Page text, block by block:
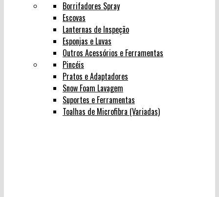
Borrifadores Spray
Escovas
Lanternas de Inspeção
Esponjas e Luvas
Outros Acessórios e Ferramentas
Pincéis
Pratos e Adaptadores
Snow Foam Lavagem
Suportes e Ferramentas
Toalhas de Microfibra (Variadas)